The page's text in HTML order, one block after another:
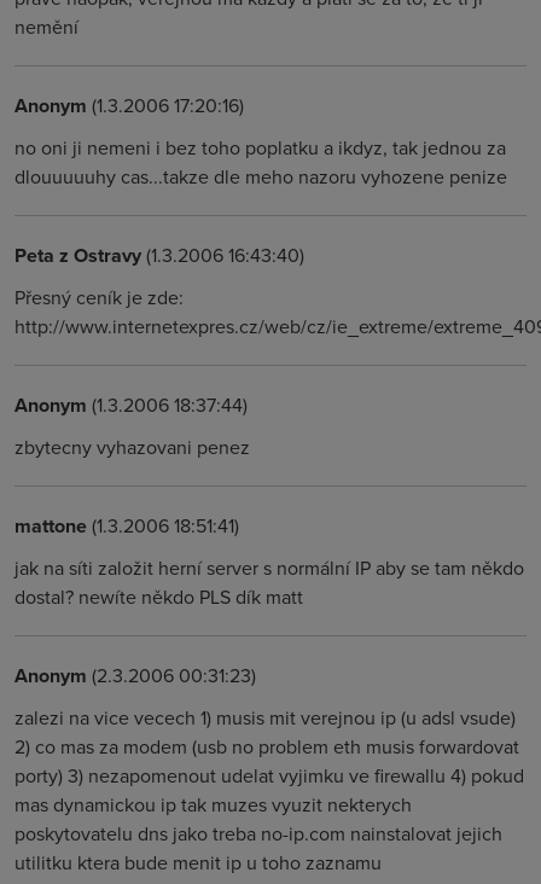
nemění
Anonym (1.3.2006 17:20:16)
no oni ji nemeni i bez toho poplatku a ikdyz, tak jednou za
dlouuuuuhy cas...takze dle meho nazoru vyhozene penize
Peta z Ostravy(1.3.2006 16:43:40)
Přesný ceník je zde:
http://www.internetexpres.cz/web/cz/ie_extreme/
Anonym (1.3.2006 18:37:44)
zbytecny vyhazovani penez
mattone(1.3.2006 18:51:41)
jak na síti založit herní server s normální IP aby se tam někdo
dostal? newíte někdo PLS dík matt
Anonym (2.3.2006 00:31:23)
zalezi na vice vecech 1) musis mit verejnou ip (u adsl vsude)
2) co mas za modem (usb no problem eth musis forwardovat
porty) 3) nezapomenout udelat vyjimku ve firewallu 4) pokud
mas dynamickou ip tak muzes vyuzit nekterych
poskytovatelu dns jako treba no-ip.com nainstalovat jejich
utilitku ktera bude menit ip u toho zaznamu